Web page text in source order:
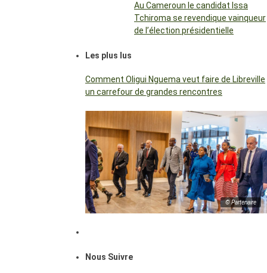
Au Cameroun le candidat Issa
Tchiroma se revendique vainqueur
de l’élection présidentielle
Les plus lus
Comment Oligui Nguema veut faire de Libreville
un carrefour de grandes rencontres
© Partenaire
Nous Suivre